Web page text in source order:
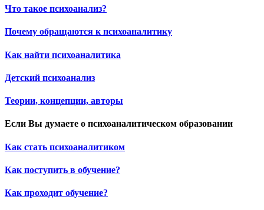
Что такое психоанализ?
Почему обращаются к психоаналитику
Как найти психоаналитика
Детский психоанализ
Теории, концепции, авторы
Если Вы думаете о психоаналитическом образовании
Как стать психоаналитиком
Как поступить в обучение?
Как проходит обучение?